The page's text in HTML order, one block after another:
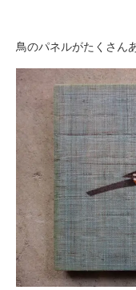
鳥のパネルがたくさん